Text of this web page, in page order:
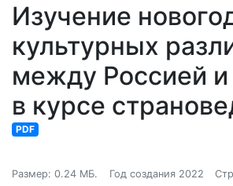
Изучение
культурных
между Россией
в курсе
PDF
Размер: 0.24 МБ. Год создания 2022